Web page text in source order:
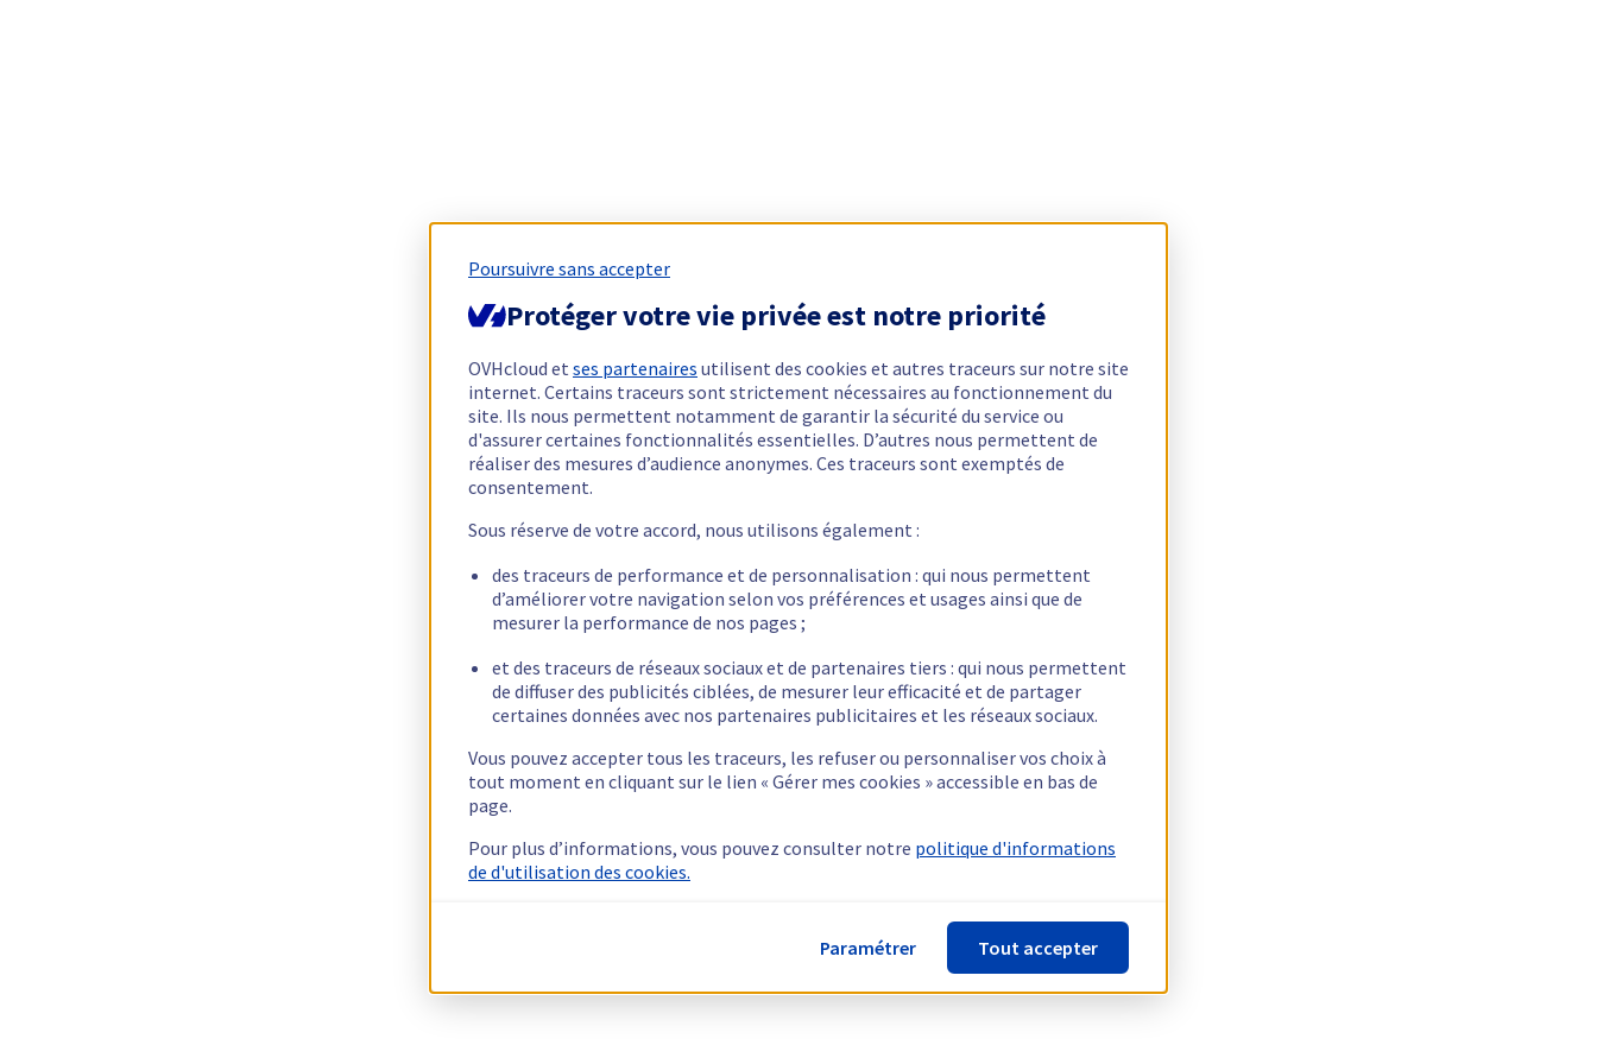
Poursuivre sans accepter
Protéger votre vie privée est notre priorité
OVHcloud et ses partenaires utilisent des cookies et autres traceurs sur notre site
internet. Certains traceurs sont strictement nécessaires au fonctionnement du
site. Ils nous permettent notamment de garantir la sécurité du service ou
d'assurer certaines fonctionnalités essentielles. D’autres nous permettent de
réaliser des mesures d’audience anonymes. Ces traceurs sont exemptés de
consentement.
Sous réserve de votre accord, nous utilisons également :
des traceurs de performance et de personnalisation : qui nous permettent
d’améliorer votre navigation selon vos préférences et usages ainsi que de
mesurer la performance de nos pages ;
et des traceurs de réseaux sociaux et de partenaires tiers : qui nous permettent
de diffuser des publicités ciblées, de mesurer leur efficacité et de partager
certaines données avec nos partenaires publicitaires et les réseaux sociaux.
Vous pouvez accepter tous les traceurs, les refuser ou personnaliser vos choix à
tout moment en cliquant sur le lien « Gérer mes cookies » accessible en bas de
page.
Pour plus d’informations, vous pouvez consulter notre politique d'informations
de d'utilisation des cookies.
Paramétrer Tout accepter